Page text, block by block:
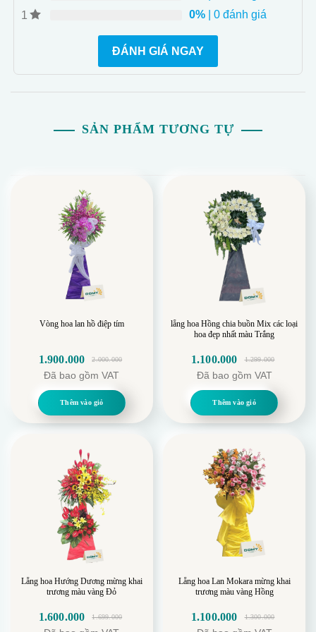
1
0%| 0 đánh giá
ĐÁNH GIÁ NGAY
SẢN PHẨM TƯƠNG TỰ
Vòng hoa lan hồ điệp tím
2.000.000
Giá
gốc
là:
2.000.000.
1.900.000
Giá
hiện
tại
là:
Đã bao gồm VAT
Thêm vào giỏ
lẵng hoa Hồng chia buồn Mix các loại
hoa đẹp nhất màu Trắng
1.299.000
Giá
gốc
là:
1.299.000.
1.100.000
Giá
hiện
tại
là:
Đã bao gồm VAT
Thêm vào giỏ
Lẵng hoa Hướng Dương mừng khai
trương màu vàng Đỏ
1.699.000
1.600.000
Lẵng hoa Lan Mokara mừng khai
trương màu vàng Hồng
1.300.000
1.100.000